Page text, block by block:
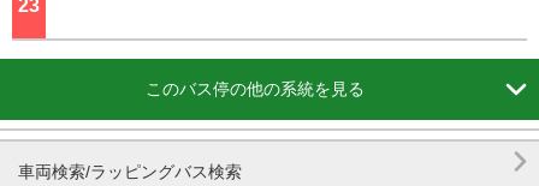
23
このバス停の他の系統を見る 
車両検索/ラッピングバス検索 